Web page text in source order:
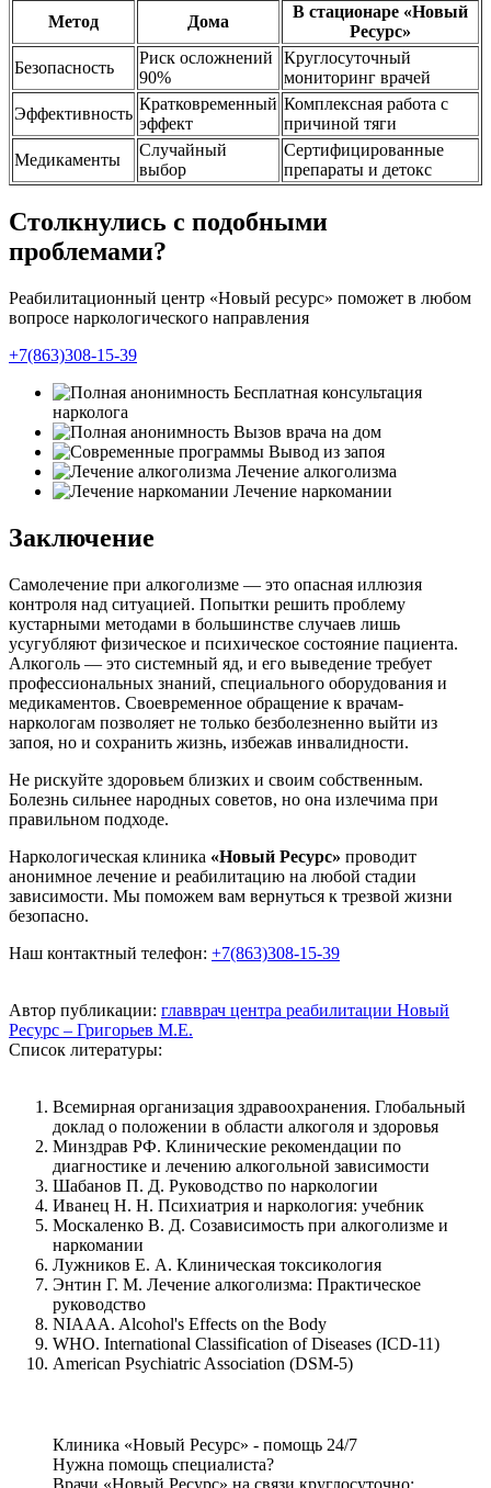
Метод Дома
В стационаре «Новый
Ресурс»
Безопасность
Риск осложнений
90%
Круглосуточный
мониторинг врачей
Эффективность
Кратковременный
эффект
Комплексная работа с
причиной тяги
Медикаменты
Случайный
выбор
Сертифицированные
препараты и детокс
Столкнулись с подобными
проблемами?
Реабилитационный центр «Новый ресурс» поможет в любом
вопросе наркологического направления
+7(863)308-15-39
Бесплатная консультация
нарколога
Вызов врача на дом
Вывод из запоя
Лечение алкоголизма
Лечение наркомании
Заключение
Самолечение при алкоголизме — это опасная иллюзия
контроля над ситуацией. Попытки решить проблему
кустарными методами в большинстве случаев лишь
усугубляют физическое и психическое состояние пациента.
Алкоголь — это системный яд, и его выведение требует
профессиональных знаний, специального оборудования и
медикаментов. Своевременное обращение к врачам-
наркологам позволяет не только безболезненно выйти из
запоя, но и сохранить жизнь, избежав инвалидности.
Не рискуйте здоровьем близких и своим собственным.
Болезнь сильнее народных советов, но она излечима при
правильном подходе.
Наркологическая клиника «Новый Ресурс» проводит
анонимное лечение и реабилитацию на любой стадии
зависимости. Мы поможем вам вернуться к трезвой жизни
безопасно.
Наш контактный телефон: +7(863)308-15-39
Автор публикации: главврач центра реабилитации Новый
Ресурс – Григорьев М.Е.
Список литературы:
Всемирная организация здравоохранения. Глобальный
доклад о положении в области алкоголя и здоровья
Минздрав РФ. Клинические рекомендации по
диагностике и лечению алкогольной зависимости
Шабанов П. Д. Руководство по наркологии
Иванец Н. Н. Психиатрия и наркология: учебник
Москаленко В. Д. Созависимость при алкоголизме и
наркомании
Лужников Е. А. Клиническая токсикология
Энтин Г. М. Лечение алкоголизма: Практическое
руководство
NIAAA. Alcohol's Effects on the Body
WHO. International Classification of Diseases (ICD-11)
American Psychiatric Association (DSM-5)
Клиника «Новый Ресурс» - помощь 24/7
Нужна помощь специалиста?
Врачи «Новый Ресурс» на связи круглосуточно: